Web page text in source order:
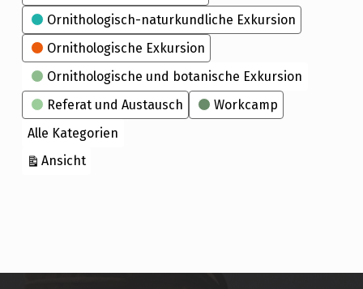
Ornithologisch-naturkundliche Exkursion
Ornithologische Exkursion
Ornithologische und botanische Exkursion
Referat und Austausch
Workcamp
Alle Kategorien
Ansichtausdrucken